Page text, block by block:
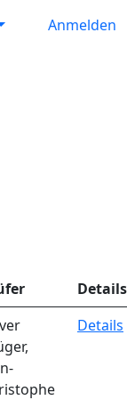
Anmelden
Details
Details